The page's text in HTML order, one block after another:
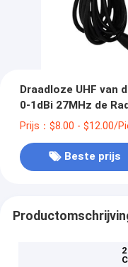
Draadloze UHF van
0-1dBi 27MHz de
Prijs：$8.00 - $12.00/
Beste prijs